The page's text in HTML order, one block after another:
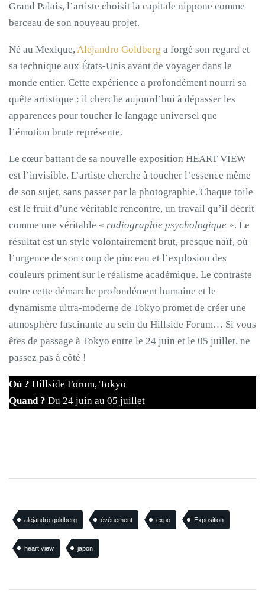
Grand Palais, l’artiste choisit la capitale nippone comme
berceau de son nouveau projet.
Né au Mexique, Alejandro Goldberg a forgé son regard et
sa technique aux États-Unis avant de voyager dans le
monde entier. Cette expérience a profondément nourri sa
quête artistique : il cherche aujourd’hui à dépasser les
apparences pour toucher le langage universel que
l’émotion brute représente.
Le cœur battant de sa nouvelle exposition HEART VIEW
est l’invisible. L’artiste cherche à toucher l’essence même
de son sujet, sans passer par la photographie. Chaque toile
est le fruit d’une véritable rencontre, un travail qu’il décrit
comme une véritable « radiographie psychologique ». Le
résultat est un style volontairement brut, presque naïf, où
l’urgence de son coup de pinceau et l’explosion des
couleurs priment sur le réalisme académique. Le contraste
entre cette démarche profondément humaine et le
dynamisme ultra-moderne de Tokyo promet de créer une
atmosphère fascinante au sein du Hillside Forum… Si vous
êtes de passage à Tokyo entre le 24 juin et le 05 juillet, ne
passez pas à côté !
Où ? Hillside Forum, Tokyo
Quand ? Du 24 juin au 05 juillet
alejandro goldberg évènement expo Exposition
heart view japon